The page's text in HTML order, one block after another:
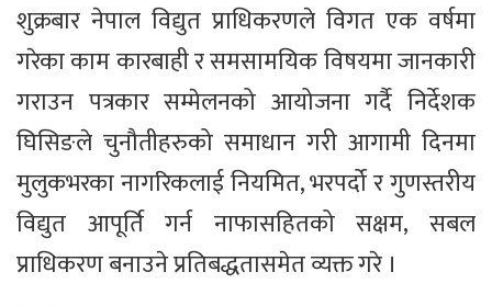
शुक्रबार नेपाल विद्युत प्राधिकरणले विगत एक वर्षमा
गरेका काम कारबाही र समसामयिक विषयमा जानकारी
गराउन पत्रकार सम्मेलनको आयोजना गर्दै निर्देशक
घिसिङले चुनौतीहरुको समाधान गरी आगामी दिनमा
मुलुकभरका नागरिकलाई नियमित, भरपर्दो र गुणस्तरीय
विद्युत आपूर्ति गर्न नाफासहितको सक्षम, सबल
प्राधिकरण बनाउने प्रतिबद्धतासमेत व्यक्त गरे ।